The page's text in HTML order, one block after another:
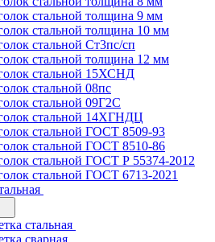
стальной толщина 9 мм
стальной толщина 10 мм
стальной Ст3пс/сп
стальной толщина 12 мм
стальной 15ХСНД
стальной 08пс
стальной 09Г2С
стальной 14ХГНДЦ
стальной ГОСТ 8509-93
стальной ГОСТ 8510-86
стальной ГОСТ Р 55374-2012
стальной ГОСТ 6713-2021
стальная
сварная